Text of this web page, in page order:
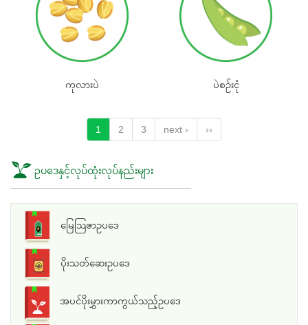
ကုလားပဲ ပဲစဉ်းငုံ
1 2 3 next › ››
ဥပဒေနှင့်လုပ်ထုံးလုပ်နည်းများ
မြေသြဇာဥပဒေ
ပိုးသတ်ဆေးဥပဒေ
အပင်ပိုးမွှားကာကွယ်သည့်ဥပဒေ